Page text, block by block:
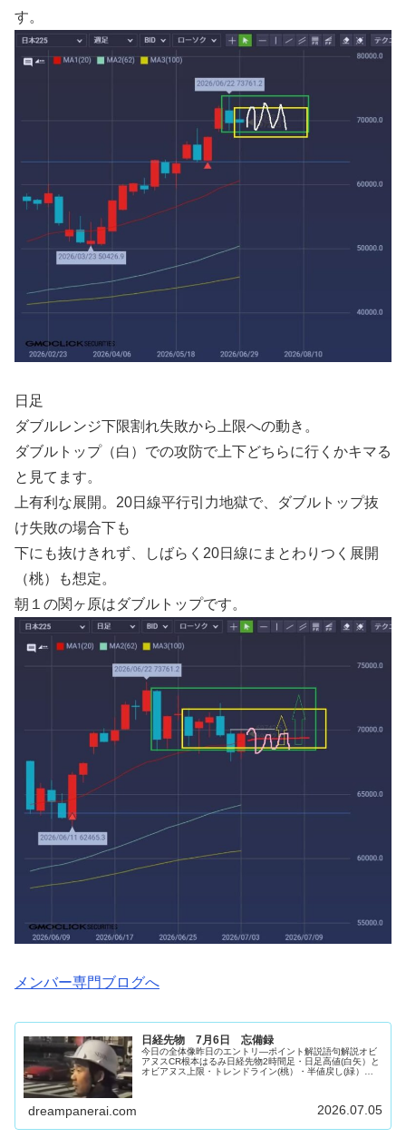
す。
日足
ダブルレンジ下限割れ失敗から上限への動き。
ダブルトップ（白）での攻防で上下どちらに行くかキマる
と見てます。
上有利な展開。20日線平行引力地獄で、ダブルトップ抜
け失敗の場合下も
下にも抜けきれず、しばらく20日線にまとわりつく展開
（桃）も想定。
朝１の関ヶ原はダブルトップです。
メンバー専門ブログへ
日経先物 7月6日 忘備録
今日の全体像昨日のエントリ―ポイント解説語句解説オビ
アヌスCR根本はるみ日経先物2時間足・日足高値(白矢）と
オビアヌス上限・トレンドライン(桃）・半値戻し(緑）高
dreampanerai.com 2026.07.05